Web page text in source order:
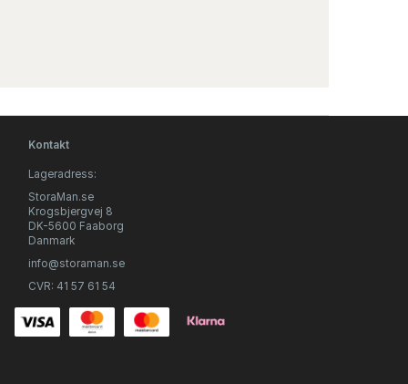
Kontakt
Lageradress:
StoraMan.se
Krogsbjergvej 8
DK-5600 Faaborg
Danmark
info@storaman.se
CVR: 41 57 61 54